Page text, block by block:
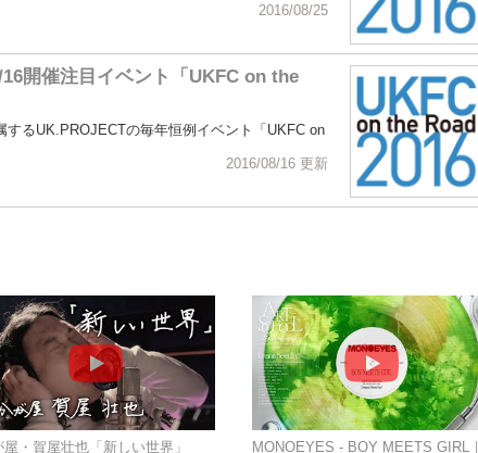
2016/08/25
開催注目イベント「UKFC on the
るUK.PROJECTの毎年恒例イベント「UKFC on
2016/08/16 更新
屋・賀屋壮也「新しい世界」 MONOEYES - BOY MEETS GIRL｜